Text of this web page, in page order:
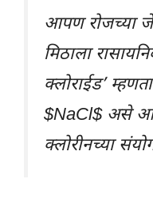
आपण रोजच्या
मिठाला
क्लोराईड’
$NaCl$ असे
क्लोरीनच्या